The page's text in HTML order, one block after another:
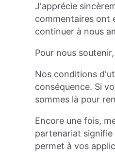
J'apprécie
commentaires ont
continuer à nous
Pour nous
Nos conditions
conséquence. Si
sommes là pour
Encore une fois,
partenariat
permet à vos